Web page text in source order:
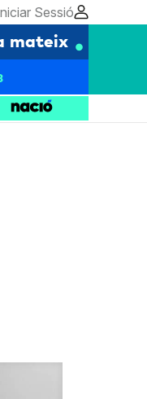
Sessió
mateix